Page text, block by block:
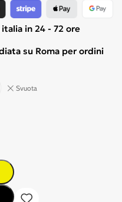
in 24 - 72 ore
su Roma per ordini
Svuota